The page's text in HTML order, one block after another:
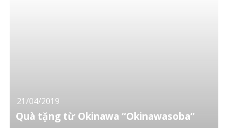
21/04/2019
Quà tặng từ Okinawa “Okinawasoba”